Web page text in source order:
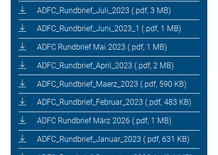
ADFC_Rundbrief_Juli_2023 (.pdf, 3 MB)
ADFC_Rundbrief_Juni_2023_1 (.pdf, 1 MB)
ADFC Rundbrief Mai 2023 (.pdf, 1 MB)
ADFC_Rundbrief_April_2023 (.pdf, 2 MB)
ADFC_Rundbrief_Maerz_2023 (.pdf, 590 KB)
ADFC_Rundbrief_Februar_2023 (.pdf, 483 KB)
ADFC Rundbrief März 2026 (.pdf, 1 MB)
ADFC_Rundbrief_Januar_2023 (.pdf, 631 KB)